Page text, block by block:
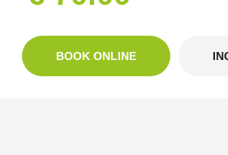
verkehrt stündlich in Richtung Berlin und
Frankfurt/Oder.Ausstattung:Größe:
Schlafraum mit Küchenzeile 31 qm,
BOOK ONLINE